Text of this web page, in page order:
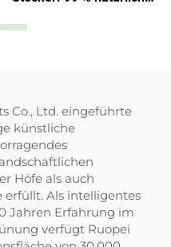
Co., Ltd. eingeführte
künstliche
Höfe als auch
erfüllt. Als intelligentes
Jahren Erfahrung im
verfügt Ruopei